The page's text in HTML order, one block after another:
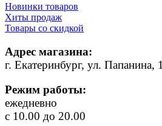
Новинки товаров
Хиты продаж
Товары со скидкой
Адрес магазина:
г. Екатеринбург, ул. Папанина, 1
Режим работы:
ежедневно
с 10.00 до 20.00